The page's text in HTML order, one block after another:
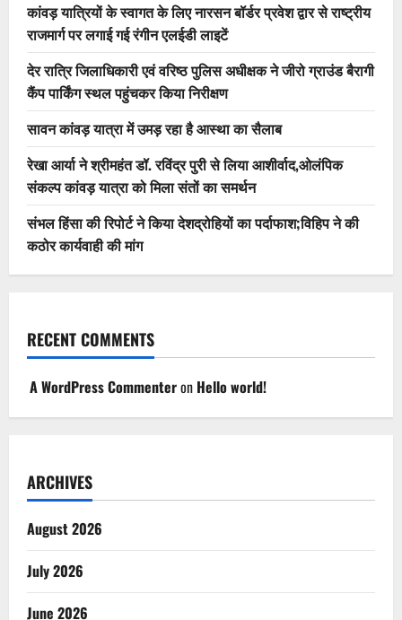
कांवड़ यात्रियों के स्वागत के लिए नारसन बॉर्डर प्रवेश द्वार से राष्ट्रीय
राजमार्ग पर लगाई गई रंगीन एलईडी लाइटें
देर रात्रि जिलाधिकारी एवं वरिष्ठ पुलिस अधीक्षक ने जीरो ग्राउंड बैरागी
कैंप पार्किंग स्थल पहुंचकर किया निरीक्षण
सावन कांवड़ यात्रा में उमड़ रहा है आस्था का सैलाब
रेखा आर्या ने श्रीमहंत डॉ. रविंद्र पुरी से लिया आशीर्वाद,ओलंपिक
संकल्प कांवड़ यात्रा को मिला संतों का समर्थन
संभल हिंसा की रिपोर्ट ने किया देशद्रोहियों का पर्दाफाश;विहिप ने की
कठोर कार्यवाही की मांग
RECENT COMMENTS
A WordPress Commenteron Hello world!
ARCHIVES
August 2026
July 2026
June 2026